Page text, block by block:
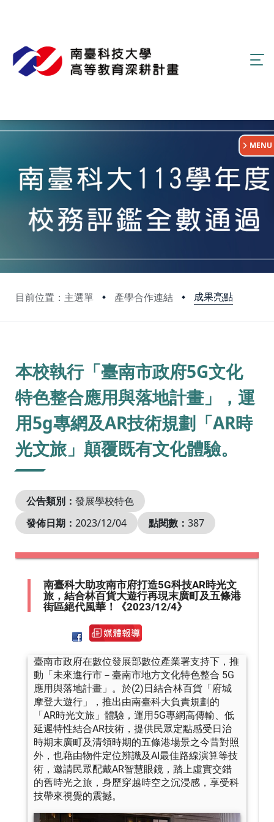
目前位置：主選單 產學合作連結 成果亮點
:::
MENU
本校執行「臺南市政府5G文化
特色整合應用與落地計畫」，運
用5g專網及AR技術規劃「AR時
光文旅」顛覆既有文化體驗。
公告類別： 發展學校特色
發佈日期： 2023/12/04 點閱數： 387